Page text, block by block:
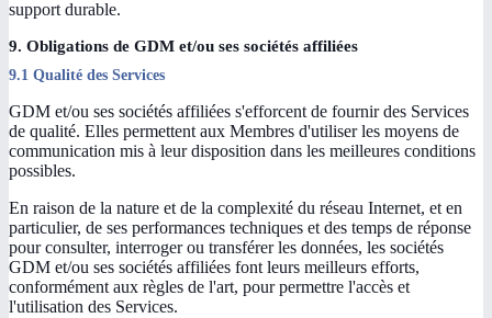
support durable.
9. Obligations de GDM et/ou ses sociétés affiliées
9.1 Qualité des Services
GDM et/ou ses sociétés affiliées s'efforcent de fournir des Services
de qualité. Elles permettent aux Membres d'utiliser les moyens de
communication mis à leur disposition dans les meilleures conditions
possibles.
En raison de la nature et de la complexité du réseau Internet, et en
particulier, de ses performances techniques et des temps de réponse
pour consulter, interroger ou transférer les données, les sociétés
GDM et/ou ses sociétés affiliées font leurs meilleurs efforts,
conformément aux règles de l'art, pour permettre l'accès et
l'utilisation des Services.